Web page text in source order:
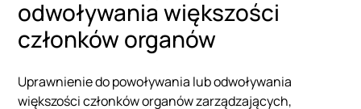
odwoływania większości
członków organów
Uprawnienie do powoływania lub odwoływania
większości członków organów zarządzających,